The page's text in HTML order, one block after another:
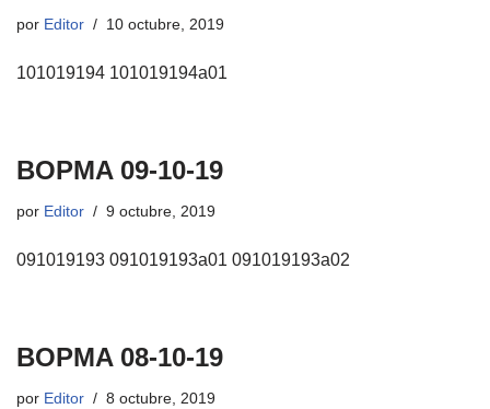
por Editor 10 octubre, 2019
101019194 101019194a01
BOPMA 09-10-19
por Editor 9 octubre, 2019
091019193 091019193a01 091019193a02
BOPMA 08-10-19
por Editor 8 octubre, 2019